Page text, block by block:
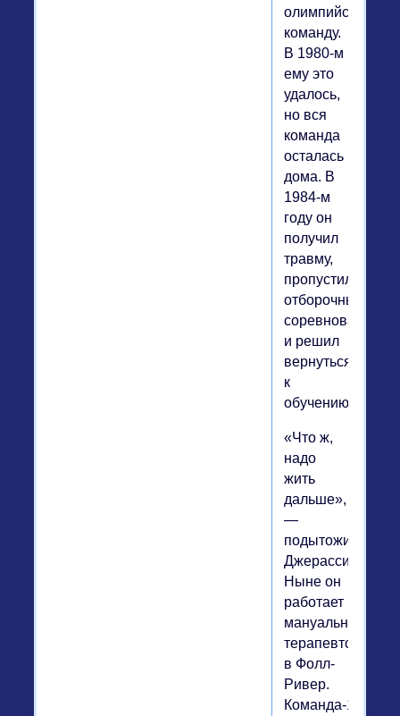
олимпийскую
команду.
В 1980-м
ему это
удалось,
но вся
команда
осталась
дома. В
1984-м
году он
получил
травму,
пропустил
отборочные
соревнования
и решил
вернуться
к
обучению.
«Что ж,
надо
жить
дальше»,
—
подытожил
Джерасси.
Ныне он
работает
мануальным
терапевтом
в Фолл-
Ривер.
Команда-1980